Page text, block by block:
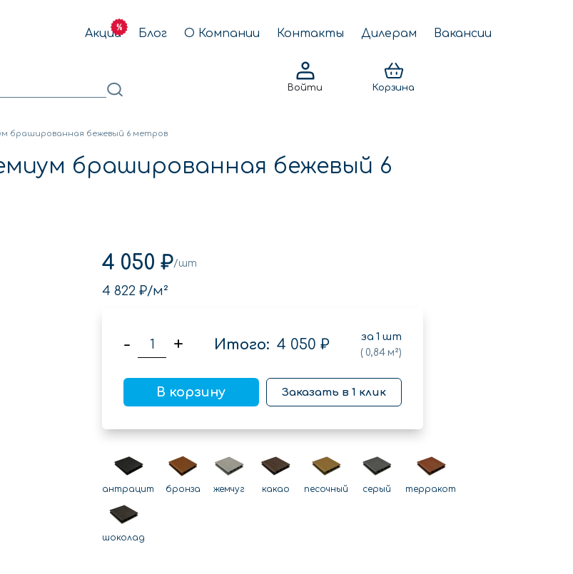
Акции Блог О Компании Контакты Дилерам Вакансии
Войти Корзина
брашированная бежевый 6 метров
брашированная бежевый 6
4 050 ₽/шт
4 822 ₽/м²
- + Итого: 4 050 ₽ за 1 шт
( 0,84 м²)
В корзину Заказать в 1 клик
антрацит бронза жемчуг какао песочный серый терракот
шоколад